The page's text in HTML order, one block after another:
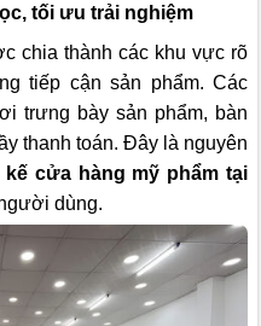
tối ưu trải nghiệm
chia thành các khu vực rõ
tiếp cận sản phẩm. Các
trưng bày sản phẩm, bàn
thanh toán. Đây là nguyên
kế cửa hàng mỹ phẩm tại
dùng.